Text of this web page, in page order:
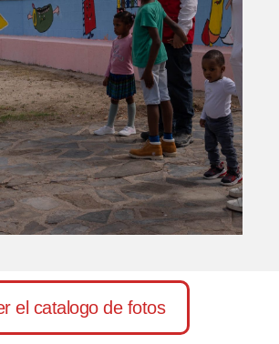
el catalogo de fotos